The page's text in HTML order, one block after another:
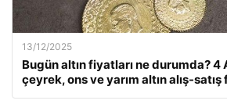
13/12/2025
Bugün altın fiyatları ne durumda? 4
çeyrek, ons ve yarım altın alış-satış